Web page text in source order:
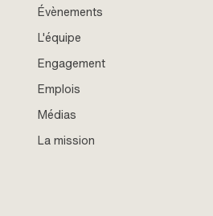
Évènements
L'équipe
Engagement
Emplois
Médias
La mission